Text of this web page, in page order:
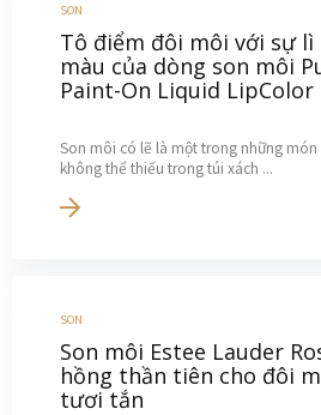
SON
Tô điểm đôi môi với sự lì
màu của dòng son môi
Paint-On Liquid LipColor
Son môi có lẽ là một trong những
không thể thiếu trong túi xách ...
SON
Son môi Estee Lauder
hồng thần tiên cho đôi
tươi tắn